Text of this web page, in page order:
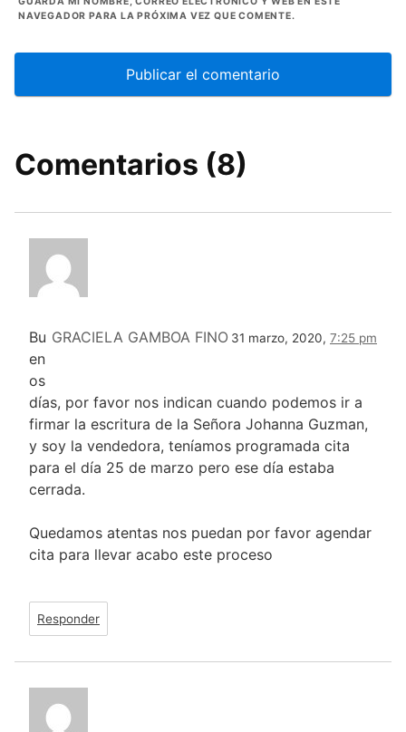
NAVEGADOR PARA LA PRÓXIMA VEZ QUE COMENTE.
Comentarios (8)
GRACIELA GAMBOA FINO 31 marzo, 2020, 7:25 pm
Bu
en
os
días, por favor nos indican cuando podemos ir a
firmar la escritura de la Señora Johanna Guzman,
y soy la vendedora, teníamos programada cita
para el día 25 de marzo pero ese día estaba
cerrada.
Quedamos atentas nos puedan por favor agendar
cita para llevar acabo este proceso
Responder